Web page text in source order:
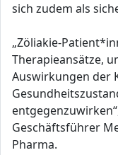
sich zudem als
„Zöliakie-
Therapieansätze,
Auswirkungen der
Geschäftsführer
Pharma.